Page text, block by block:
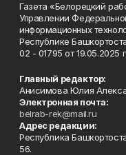
Газета «Белорецкий
Управлении
информационных
Республике
02 - 01795 от 19.05.2025
Главный редактор:
Анисимова Юлия
Электронная почта:
belrab-rek@mail.ru
Адрес редакции:
Республика
56.